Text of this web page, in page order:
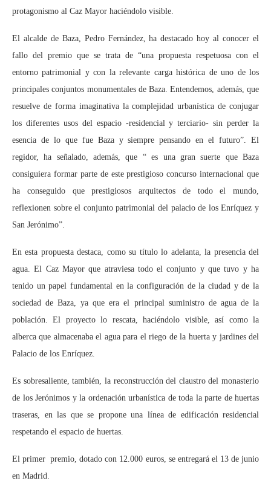
protagonismo al Caz Mayor haciéndolo visible.
El alcalde de Baza, Pedro Fernández, ha destacado hoy al conocer el
fallo del premio que se trata de “una propuesta respetuosa con el
entorno patrimonial y con la relevante carga histórica de uno de los
principales conjuntos monumentales de Baza. Entendemos, además, que
resuelve de forma imaginativa la complejidad urbanística de conjugar
los diferentes usos del espacio -residencial y terciario- sin perder la
esencia de lo que fue Baza y siempre pensando en el futuro”. El
regidor, ha señalado, además, que “ es una gran suerte que Baza
consiguiera formar parte de este prestigioso concurso internacional que
ha conseguido que prestigiosos arquitectos de todo el mundo,
reflexionen sobre el conjunto patrimonial del palacio de los Enríquez y
San Jerónimo”.
En esta propuesta destaca, como su título lo adelanta, la presencia del
agua. El Caz Mayor que atraviesa todo el conjunto y que tuvo y ha
tenido un papel fundamental en la configuración de la ciudad y de la
sociedad de Baza, ya que era el principal suministro de agua de la
población. El proyecto lo rescata, haciéndolo visible, así como la
alberca que almacenaba el agua para el riego de la huerta y jardines del
Palacio de los Enríquez.
Es sobresaliente, también, la reconstrucción del claustro del monasterio
de los Jerónimos y la ordenación urbanística de toda la parte de huertas
traseras, en las que se propone una línea de edificación residencial
respetando el espacio de huertas.
El primer premio, dotado con 12.000 euros, se entregará el 13 de junio
en Madrid.